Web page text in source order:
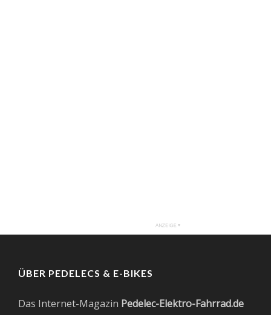
ÜBER PEDELECS & E-BIKES
Das Internet-Magazin Pedelec-Elektro-Fahrrad.de